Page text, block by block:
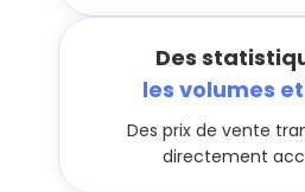
Des
les volumes
Des prix de vente
directement